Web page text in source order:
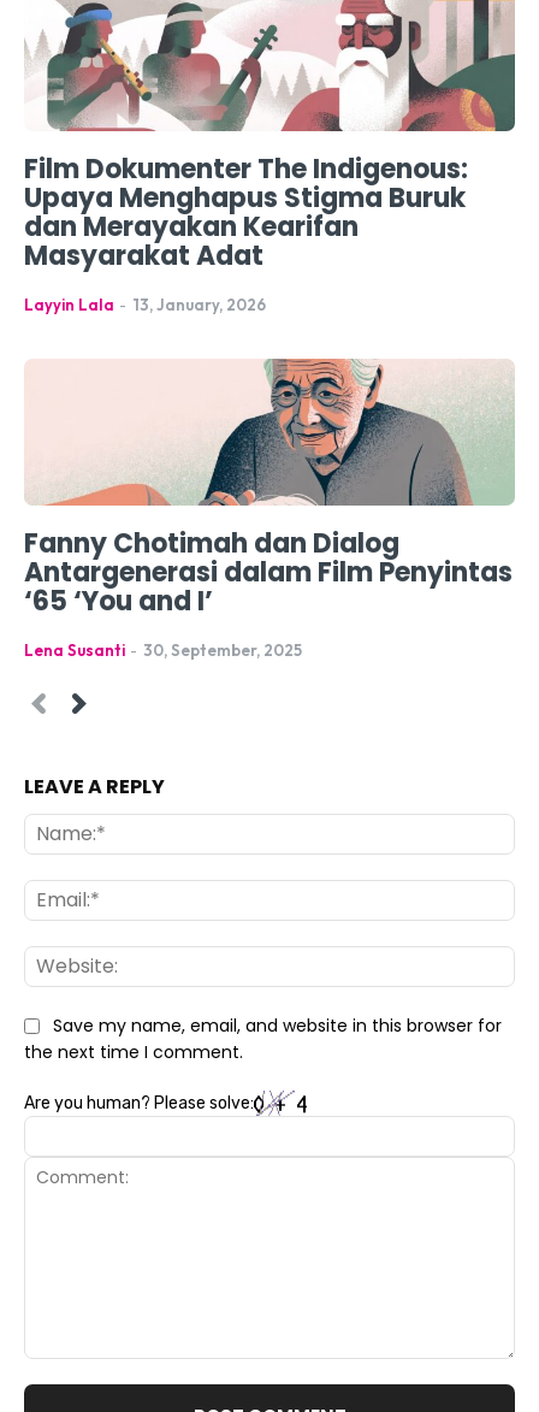
Film Dokumenter The Indigenous:
Upaya Menghapus Stigma Buruk
dan Merayakan Kearifan
Masyarakat Adat
Layyin Lala - 13, January, 2026
Fanny Chotimah dan Dialog
Antargenerasi dalam Film Penyintas
‘65 ‘You and I’
Lena Susanti - 30, September, 2025
LEAVE A REPLY
Save my name, email, and website in this browser for
the next time I comment.
Are you human? Please solve: